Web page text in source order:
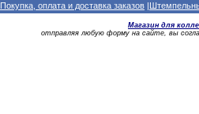
Покупка, оплата и доставка заказов |
Магазин для
отправляя любую форму на сайте, вы